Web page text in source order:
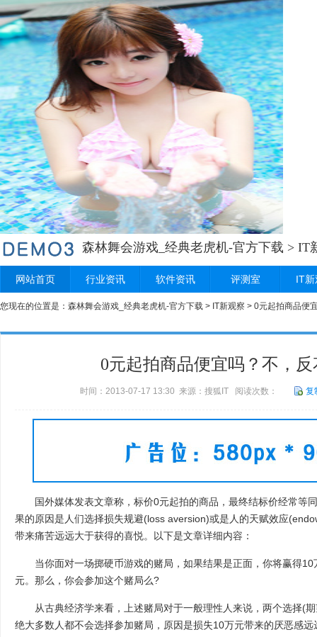
森林舞会游戏_经典老虎机-官方下载 > IT
网站首页 行业资讯 软件资讯 评测室 IT
您现在的位置是： 森林舞会游戏_经典老虎机-官方下载 > IT新观察 > 0元起拍商品便
0元起拍商品便宜吗？不，
时间：2013-07-17 13:30 来源：搜狐IT 阅读次数： 复
国外媒体发表文章称，标价0元起拍的商品，最终结标价经常等
果的原因是人们选择损失规避(loss aversion)或是人的天赋效应
带来痛苦远远大于获得的喜悦。以下是文章详细内容：
当你面对一场掷硬币游戏的赌局，如果结果是正面，你将赢得10
元。那么，你会参加这个赌局么?
从古典经济学来看，上述赌局对于一般理性人来说，两个选择(期
绝大多数人都不会选择参加赌局，原因是损失10万元带来的厌恶感